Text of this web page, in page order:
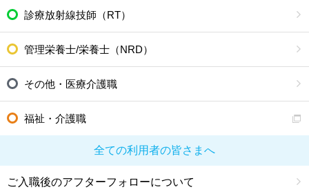
診療放射線技師（RT）
管理栄養士/栄養士（NRD）
その他・医療介護職
福祉・介護職
全ての利用者の皆さまへ
ご入職後のアフターフォローについて